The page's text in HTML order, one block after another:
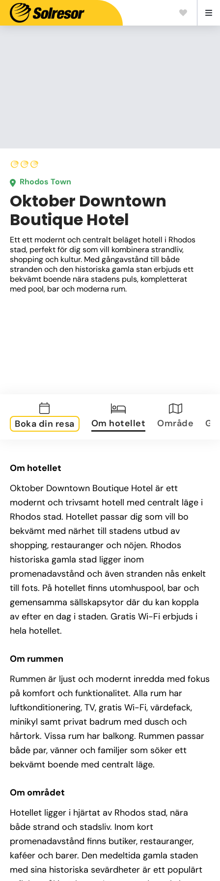
Rhodos Town
Oktober Downtown
Boutique Hotel
Ett ett modernt och centralt beläget hotell i Rhodos
stad, perfekt för dig som vill kombinera strandliv,
shopping och kultur. Med gångavstånd till både
stranden och den historiska gamla stan erbjuds ett
bekvämt boende nära stadens puls, kompletterat
med pool, bar och moderna rum.
Boka din resa Om hotellet Område
Om hotellet
Oktober Downtown Boutique Hotel är ett
modernt och trivsamt hotell med centralt läge i
Rhodos stad. Hotellet passar dig som vill bo
bekvämt med närhet till stadens utbud av
shopping, restauranger och nöjen. Rhodos
historiska gamla stad ligger inom
promenadavstånd och även stranden nås enkelt
till fots. På hotellet finns utomhuspool, bar och
gemensamma sällskapsytor där du kan koppla
av efter en dag i staden. Gratis Wi-Fi erbjuds i
hela hotellet.
Om rummen
Rummen är ljust och modernt inredda med fokus
på komfort och funktionalitet. Alla rum har
luftkonditionering, TV, gratis Wi-Fi, värdefack,
minikyl samt privat badrum med dusch och
hårtork. Vissa rum har balkong. Rummen passar
både par, vänner och familjer som söker ett
bekvämt boende med centralt läge.
Om området
Hotellet ligger i hjärtat av Rhodos stad, nära
både strand och stadsliv. Inom kort
promenadavstånd finns butiker, restauranger,
kaféer och barer. Den medeltida gamla staden
med sina historiska sevärdheter är ett populärt